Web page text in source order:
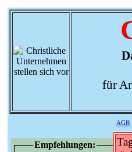
für
AGB
Empfehlungen: